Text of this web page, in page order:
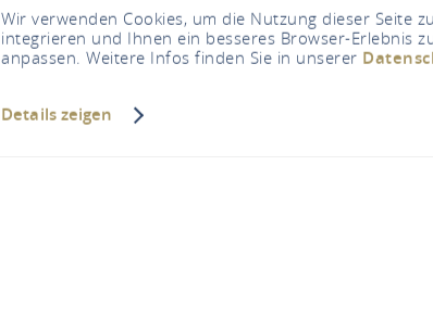
Wir verwenden Cookies, um die Nutzung dieser Seite
integrieren und Ihnen ein besseres Browser-Erlebnis
anpassen. Weitere Infos finden Sie in unserer
Details zeigen